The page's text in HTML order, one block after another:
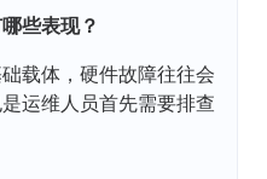
些表现？
载体，硬件故障往往会
运维人员首先需要排查